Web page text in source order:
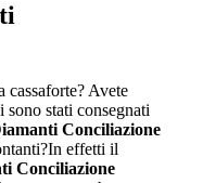
Avete
sono stati consegnati
Conciliazione
effetti il
Conciliazione